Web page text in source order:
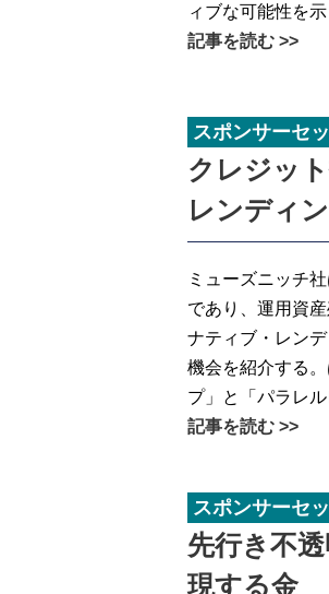
ィブな可能性を
記事を読む >>
スポンサーセ
クレジッ
レンディ
ミューズニッチ
であり、運用資
ナティブ・レン
機会を紹介する
プ」と「パラレ
記事を読む >>
スポンサーセ
先行き不
現する金